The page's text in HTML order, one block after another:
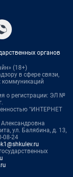
органов
(18+)
в сфере связи,
коммуникаций
о регистрации: ЭЛ №
"ИНТЕРНЕТ
ул. Балябина, д. 13,
08-24